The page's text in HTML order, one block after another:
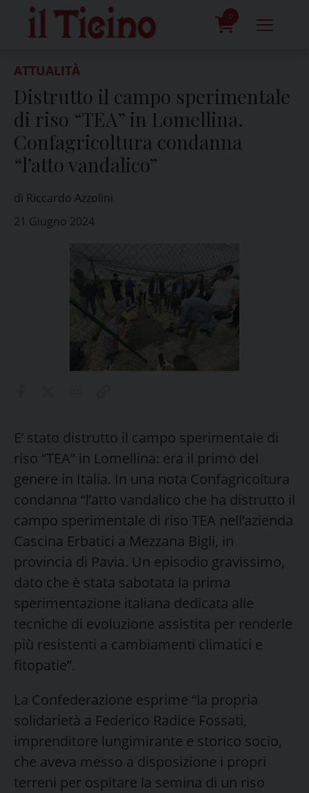
content
0
ATTUALITÀ
Distrutto il campo sperimentale
di riso “TEA” in Lomellina.
Confagricoltura condanna
“l’atto vandalico”
di Riccardo Azzolini
21 Giugno 2024
E’ stato distrutto il campo sperimentale di
riso “TEA” in Lomellina: era il primo del
genere in Italia. In una nota Confagricoltura
condanna “l’atto vandalico che ha distrutto il
campo sperimentale di riso TEA nell’azienda
Cascina Erbatici a Mezzana Bigli, in
provincia di Pavia. Un episodio gravissimo,
dato che è stata sabotata la prima
sperimentazione italiana dedicata alle
tecniche di evoluzione assistita per renderle
più resistenti a cambiamenti climatici e
fitopatie”.
La Confederazione esprime “la propria
solidarietà a Federico Radice Fossati,
imprenditore lungimirante e storico socio,
che aveva messo a disposizione i propri
terreni per ospitare la semina di un riso